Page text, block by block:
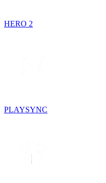
HERO 2
PLAYSYNC